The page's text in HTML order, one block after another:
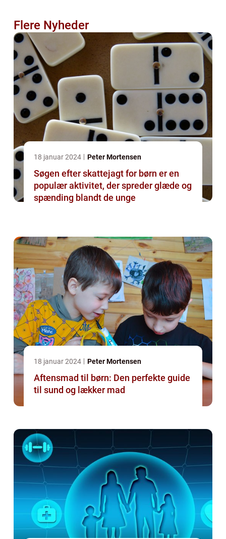
Flere Nyheder
18 januar 2024 Peter Mortensen
Søgen efter skattejagt for børn er en
populær aktivitet, der spreder glæde og
spænding blandt de unge
18 januar 2024 Peter Mortensen
Aftensmad til børn: Den perfekte guide
til sund og lækker mad